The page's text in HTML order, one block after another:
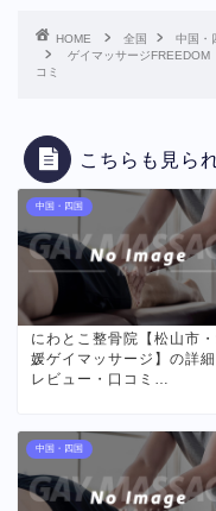
HOME 全国
中国・
ゲイマッサージFREEDOM
コミ
こちらも見ら
中国・四国
にわとこ整骨院【松山市
媛ゲイマッサージ】の詳細
レビュー・口コミ…
中国・四国